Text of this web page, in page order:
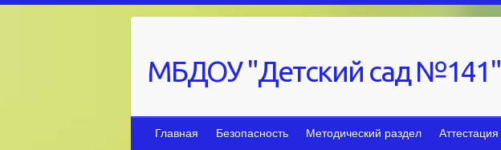
МБДОУ "Детский сад №141"
Главная Безопасность Методический раздел Аттестация